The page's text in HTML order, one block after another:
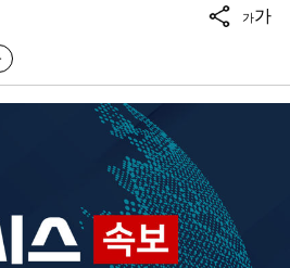
가가